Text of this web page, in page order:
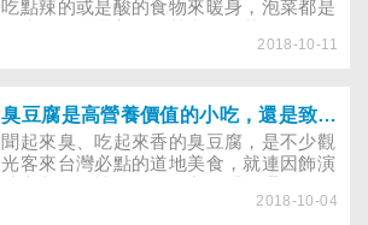
吃點辣的或是酸的食物來暖身，泡菜都是
吃，還能幫助消化、抗癌、刺激代謝，是
的族群。到底吃泡菜有哪些好處？購買市
售泡菜又該注意什麼呢？
2018-10-11
臭豆腐是高營養價值的小吃，還是致癌物？
聞起來臭、吃起來香的臭豆腐，是不少觀
光客來台灣必點的道地美食，就連因飾演
紅的中國女星吳謹言也愛吃。但你知道
2018-10-04